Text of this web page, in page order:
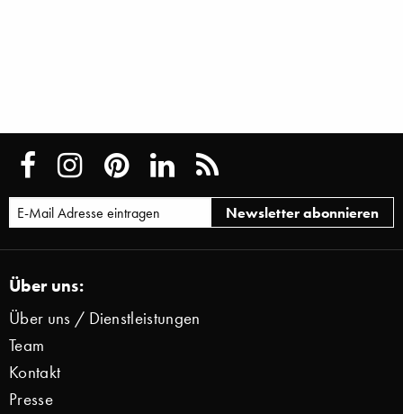
Über uns:
Über uns / Dienstleistungen
Team
Kontakt
Presse